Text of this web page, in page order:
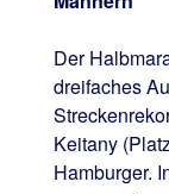
Der
dreifaches
Keitany
Hamburger.